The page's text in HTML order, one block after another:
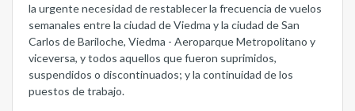
la urgente necesidad de restablecer la frecuencia de vuelos
semanales entre la ciudad de Viedma y la ciudad de San
Carlos de Bariloche, Viedma - Aeroparque Metropolitano y
viceversa, y todos aquellos que fueron suprimidos,
suspendidos o discontinuados; y la continuidad de los
puestos de trabajo.